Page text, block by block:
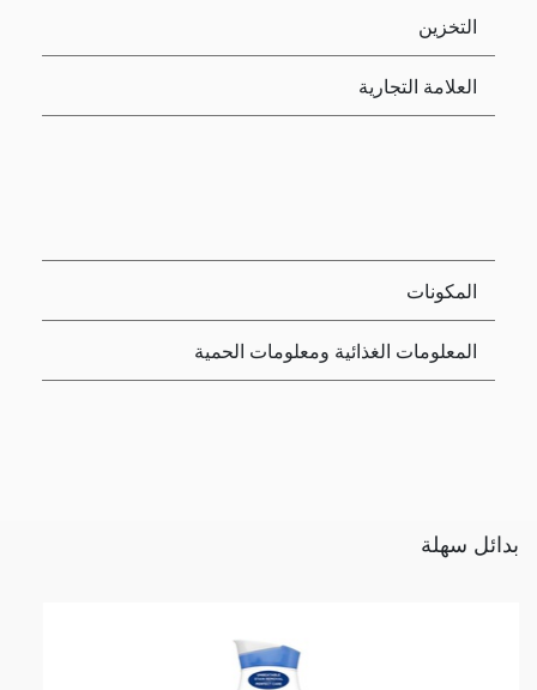
التخزين
العلامة التجارية
المكونات
المعلومات الغذائية ومعلومات الحمية
بدائل سهلة